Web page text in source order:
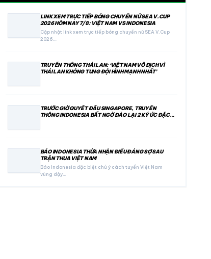
LINK XEM TRỰC TIẾP BÓNG CHUYỀN NỮ SEA V.CUP
2026 HÔM NAY 7/8: VIỆT NAM VS INDONESIA
Cập nhật link xem trực tiếp bóng chuyền nữ SEA V.Cup
2026…
TRUYỀN THÔNG THÁI LAN: ‘VIỆT NAM VÔ ĐỊCH VÌ
THÁI LAN KHÔNG TUNG ĐỘI HÌNH MẠNH NHẤT’
TRƯỚC GIỜ QUYẾT ĐẤU SINGAPORE, TRUYỀN
THÔNG INDONESIA BẤT NGỜ ĐÀO LẠI 2 KÝ ỨC ĐẶC
BÁO INDONESIA THỪA NHẬN ĐIỀU ĐÁNG SỢ SAU
TRẬN THUA VIỆT NAM
Báo Indonesia đặc biệt chú ý cách tuyển Việt Nam
vùng dậy…